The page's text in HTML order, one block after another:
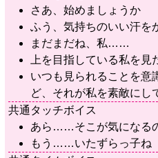
さあ、始めましょうか
ふう、気持ちのいい汗を
まだまだね、私……
上を目指している私を見
いつも見られることを
ど、それが私を素敵にし
共通タッチボイス
あら……そこが気になる
もう……いたずらっ子ね